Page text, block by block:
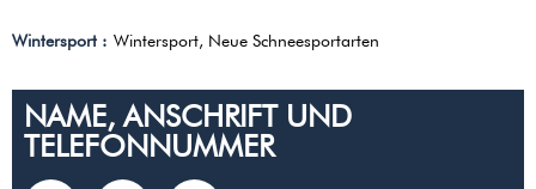
Wintersport : Wintersport Neue Schneesportarten
NAME, ANSCHRIFT UND
TELEFONNUMMER